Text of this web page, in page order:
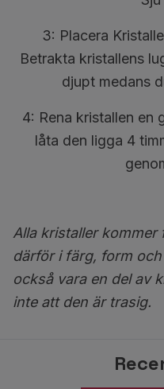
3: Placera
Betrakta kristallens
djupt medans
4: Rena kristallen en
låta den ligga 4
Alla kristaller
därför i färg, form
också vara en del av
inte att den är trasig.